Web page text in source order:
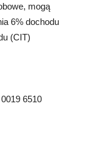
mogą
6% dochodu
(CIT)
6510